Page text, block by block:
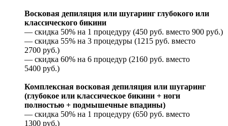
Восковая депиляция или шугаринг глубокого или
классического бикини
— скидка 50% на 1 процедуру (450 руб. вместо 900 руб.)
— скидка 55% на 3 процедуры (1215 руб. вместо
2700 руб.)
— скидка 60% на 6 процедур (2160 руб. вместо
5400 руб.)
Комплексная восковая депиляция или шугаринг
(глубокое или классическое бикини + ноги
полностью + подмышечные впадины)
— скидка 50% на 1 процедуру (650 руб. вместо
1300 руб.)